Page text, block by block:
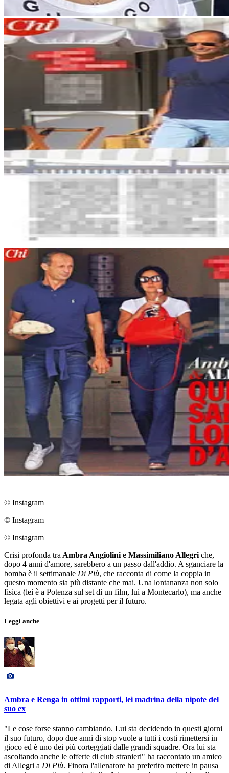
© Instagram
© Instagram
© Instagram
Crisi profonda tra Ambra Angiolini e Massimiliano Allegri che,
dopo 4 anni d'amore, sarebbero a un passo dall'addio. A sganciare la
bomba è il settimanale Di Più, che racconta di come la coppia in
questo momento sia più distante che mai. Una lontananza non solo
fisica (lei è a Potenza sul set di un film, lui a Montecarlo), ma anche
legata agli obiettivi e ai progetti per il futuro.
Leggi anche
Ambra e Renga in ottimi rapporti, lei madrina della nipote del
suo ex
"Le cose forse stanno cambiando. Lui sta decidendo in questi giorni
il suo futuro, dopo due anni di stop vuole a tutti i costi rimettersi in
gioco ed è uno dei più corteggiati dalle grandi squadre. Ora lui sta
ascoltando anche le offerte di club stranieri" ha raccontato un amico
di Allegri a Di Più. Finora l'allenatore ha preferito mettere in pausa